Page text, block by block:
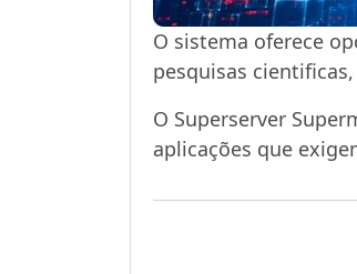
O sistema oferece
pesquisas
O Superserver
aplicações que